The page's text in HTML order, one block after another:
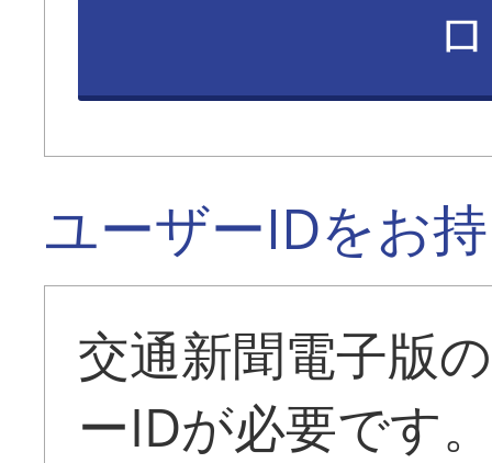
ユーザーIDをお
交通新聞電子版
ーIDが必要です